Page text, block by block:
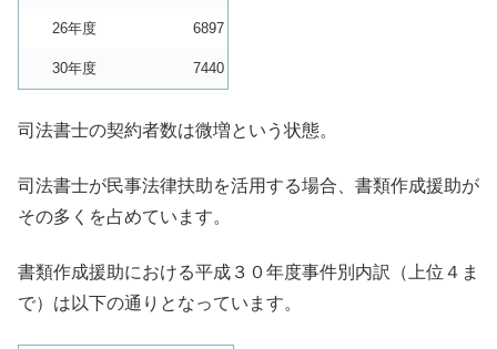
26年度 6897
30年度 7440
司法書士の契約者数は微増という状態。
司法書士が民事法律扶助を活用する場合、書類作成援助が
その多くを占めています。
書類作成援助における平成３０年度事件別内訳（上位４ま
で）は以下の通りとなっています。